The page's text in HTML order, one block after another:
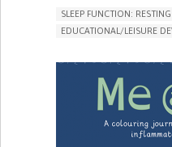
SLEEP FUNCTION: RESTING
EDUCATIONAL/LEISURE
PEDIATRICS
PEDIATRIC